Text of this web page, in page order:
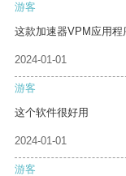
游客
这款加速器VPM应用程
2024-01-01
游客
这个软件很好用
2024-01-01
游客